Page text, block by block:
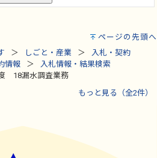
ページの先頭へ
しごと・産業
入札・契約
情報
入札情報・結果検索
18漏水調査業務
もっと見る（全2件）